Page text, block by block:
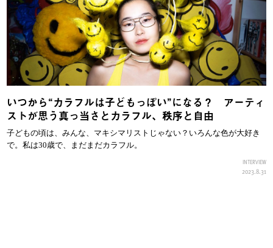
いつから“カラフルは子どもっぽい”になる？ アーティ
ストが思う真っ当さとカラフル、秩序と自由
子どもの頃は、みんな、マキシマリストじゃない？いろんな色が大好き
で。私は30歳で、まだまだカラフル。
INTERVIEW
2023.8.31